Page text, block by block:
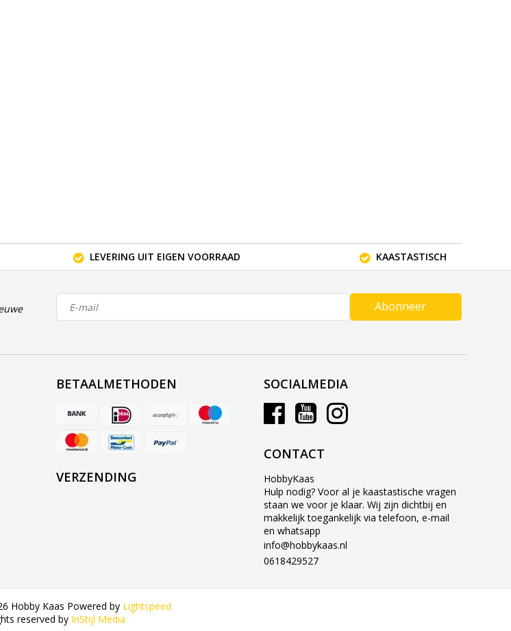
LEVERING UIT EIGEN VOORRAAD KAASTASTISCH
Abonneer
BETAALMETHODEN
VERZENDING
SOCIALMEDIA
CONTACT
HobbyKaas
Hulp nodig? Voor al je kaastastische vragen
staan we voor je klaar. Wij zijn dichtbij en
makkelijk toegankelijk via telefoon, e-mail
en whatsapp
info@hobbykaas.nl
0618429527
Hobby Kaas Powered by Lightspeed
reserved by InStijl Media